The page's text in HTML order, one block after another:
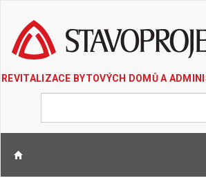
REVITALIZACE BYTOVÝCH DOMŮ A